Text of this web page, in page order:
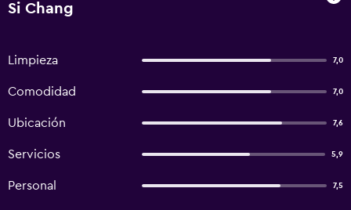
Si Chang
Limpieza 7,0
Comodidad 7,0
Ubicación 7,6
Servicios 5,9
Personal 7,5